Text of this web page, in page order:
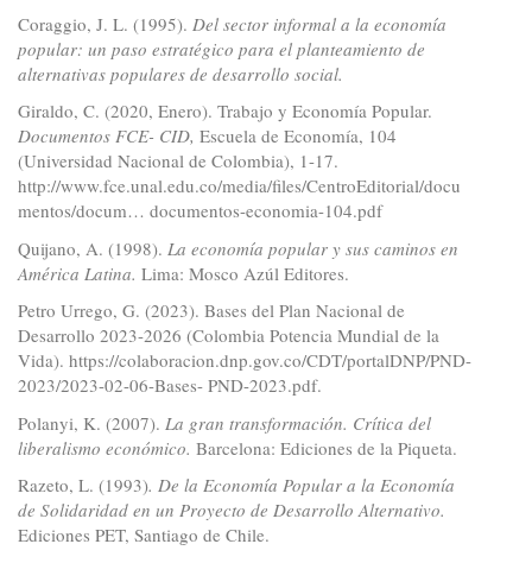
Coraggio, J. L. (1995). Del sector informal a la economía
popular: un paso estratégico para el planteamiento de
alternativas populares de desarrollo social.
Giraldo, C. (2020, Enero). Trabajo y Economía Popular.
Documentos FCE- CID, Escuela de Economía, 104
(Universidad Nacional de Colombia), 1-17.
http://www.fce.unal.edu.co/media/files/CentroEditorial/docu
mentos/docum… documentos-economia-104.pdf
Quijano, A. (1998). La economía popular y sus caminos en
América Latina. Lima: Mosco Azúl Editores.
Petro Urrego, G. (2023). Bases del Plan Nacional de
Desarrollo 2023-2026 (Colombia Potencia Mundial de la
Vida). https://colaboracion.dnp.gov.co/CDT/portalDNP/PND-
2023/2023-02-06-Bases- PND-2023.pdf.
Polanyi, K. (2007). La gran transformación. Crítica del
liberalismo económico. Barcelona: Ediciones de la Piqueta.
Razeto, L. (1993). De la Economía Popular a la Economía
de Solidaridad en un Proyecto de Desarrollo Alternativo.
Ediciones PET, Santiago de Chile.